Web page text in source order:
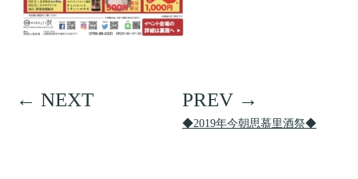
◆2019年今朝思慕里酒祭◆